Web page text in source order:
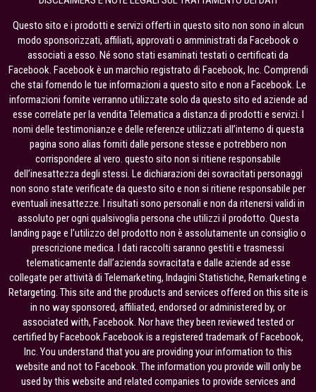
Questo sito e i prodotti e servizi offerti in questo sito non sono in alcun
modo sponsorizzati, affiliati, approvati o amministrati da Facebook o
associati a esso. Né sono stati esaminati testati o certificati da
Facebook. Facebook è un marchio registrato di Facebook, Inc. Comprendi
che stai fornendo le tue informazioni a questo sito e non a Facebook. Le
informazioni fornite verranno utilizzate solo da questo sito ed aziende ad
esse correlate per la vendita Telematica a distanza di prodotti e servizi. I
nomi delle testimonianze e delle referenze utilizzati all’interno di questa
pagina sono alias forniti dalle persone stesse e potrebbero non
corrispondere al vero. questo sito non si ritiene responsabile
dell’inesattezza degli stessi. Le dichiarazioni dei sovracitati personaggi
non sono state verificate da questo sito e non si ritiene responsabile per
eventuali inesattezze. I risultati sono personali e non da ritenersi validi in
assoluto per ogni qualsivoglia persona che utilizzi il prodotto. Questa
landing page e l’utilizzo del prodotto non è assolutamente un consiglio o
prescrizione medica. I dati raccolti saranno gestiti e trasmessi
telematicamente dall’azienda sovracitata e dalle aziende ad esse
collegate per attività di Telemarketing, Indagini Statistiche, Remarketing e
Retargeting. This site and the products and services offered on this site is
in no way sponsored, affiliated, endorsed or administered by, or
associated with, Facebook. Nor have they been reviewed tested or
certified by Facebook.Facebook is a registered trademark of Facebook,
Inc. You understand that you are providing your information to this
website and not to Facebook. The information you provide will only be
used by this website and related companies to provide services and